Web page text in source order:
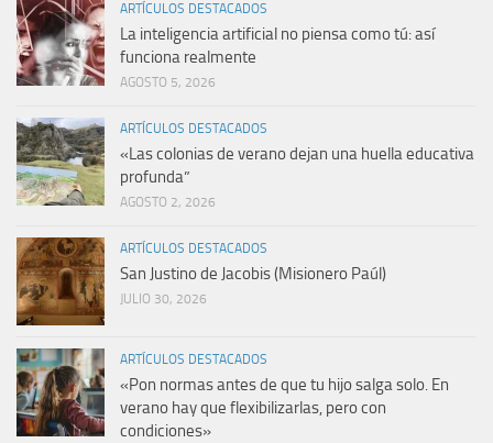
ARTÍCULOS DESTACADOS
La inteligencia artificial no piensa como tú: así
funciona realmente
AGOSTO 5, 2026
ARTÍCULOS DESTACADOS
«Las colonias de verano dejan una huella educativa
profunda”
AGOSTO 2, 2026
ARTÍCULOS DESTACADOS
San Justino de Jacobis (Misionero Paúl)
JULIO 30, 2026
ARTÍCULOS DESTACADOS
«Pon normas antes de que tu hijo salga solo. En
verano hay que flexibilizarlas, pero con
condiciones»